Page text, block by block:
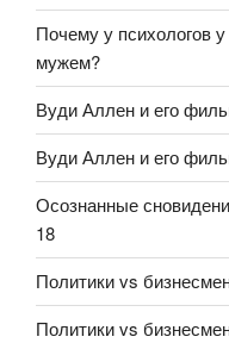
Почему у психологов
мужем?
Вуди Аллен и его
Вуди Аллен и его
Осознанные
18
Политики vs
Политики vs